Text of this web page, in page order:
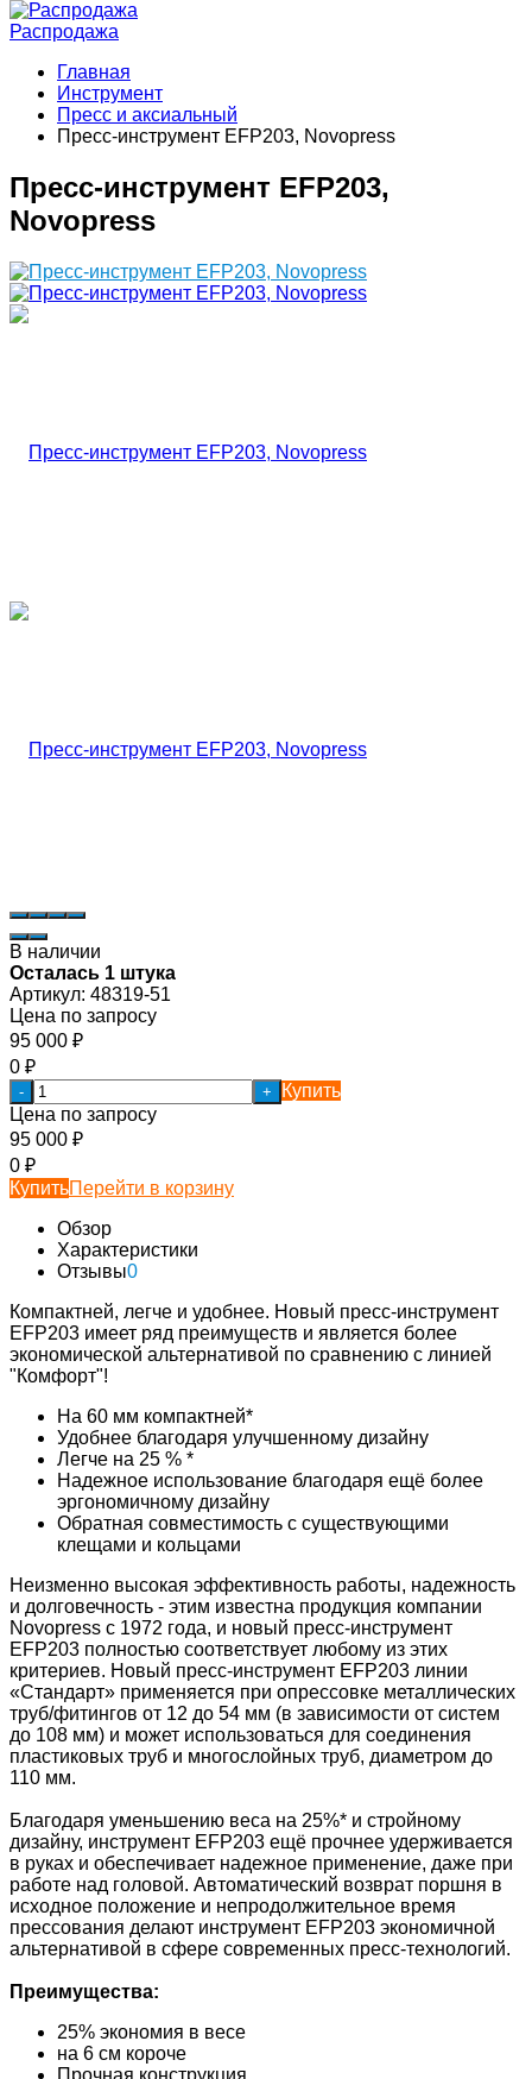
Распродажа
Главная
Инструмент
Пресс и аксиальный
Пресс-инструмент EFP203, Novopress
Пресс-инструмент EFP203,
Novopress
В наличии
Осталась 1 штука
Артикул: 48319-51
Цена по запросу
95 000 ₽
0 ₽
- +
Купить
Цена по запросу
95 000 ₽
0 ₽
КупитьПерейти в корзину
Обзор
Характеристики
Отзывы0
Компактней, легче и удобнее. Новый пресс-инструмент
EFP203 имеет ряд преимуществ и является более
экономической альтернативой по сравнению с линией
"Комфорт"!
На 60 мм компактней*
Удобнее благодаря улучшенному дизайну
Легче на 25 % *
Надежное использование благодаря ещё более
эргономичному дизайну
Обратная совместимость с существующими
клещами и кольцами
Неизменно высокая эффективность работы, надежность
и долговечность - этим известна продукция компании
Novopress с 1972 года, и новый пресс-инструмент
ЕFР203 полностью соответствует любому из этих
критериев. Новый пресс-инструмент ЕFР203 линии
«Стандарт» применяется при опрессовке металлических
труб/фитингов от 12 до 54 мм (в зависимости от систем
до 108 мм) и может использоваться для соединения
пластиковых труб и многослойных труб, диаметром до
110 мм.
Благодаря уменьшению веса на 25%* и стройному
дизайну, инструмент ЕFР203 ещё прочнее удерживается
в руках и обеспечивает надежное применение, даже при
работе над головой. Автоматический возврат поршня в
исходное положение и непродолжительное время
прессования делают инструмент ЕFР203 экономичной
альтернативой в сфере современных пресс-технологий.
Преимущества:
25% экономия в весе
на 6 см короче
Прочная конструкция